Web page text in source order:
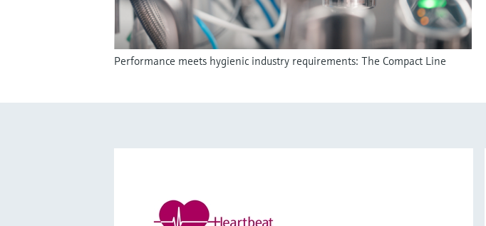
Performance meets hygienic industry requirements: The Compact Line